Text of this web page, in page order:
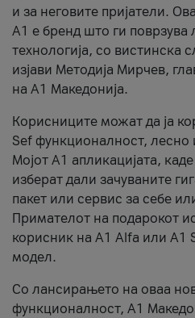
и за неговите пријатели.
А1 е бренд што ги поврзува
технологија, со вистинска
изјави Методија Мирчев,
на А1 Македонија.
Корисниците можат да ја
Sef функционалност, лесно
Мојот А1 апликацијата,
изберат дали зачуваните
пакет или сервис за себе
Примателот на подарокот
корисник на А1 Alfa или A1
модел.
Со лансирањето на оваа
функционалност, А1